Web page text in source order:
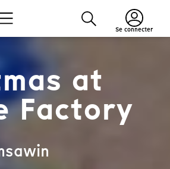
Se connecter
at
Factory